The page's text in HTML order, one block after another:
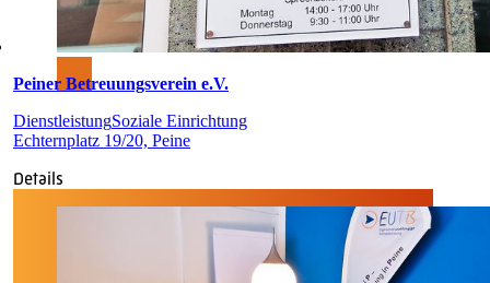
Peiner Betreuungsverein e.V.
DienstleistungSoziale Einrichtung
Echternplatz 19/20, Peine
Details